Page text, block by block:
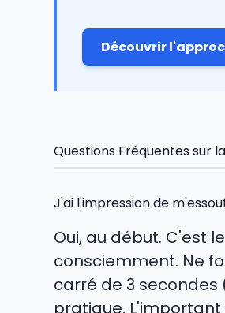
Découvrir
Questions Fréquentes sur
J'ai l'impression de
Oui, au début. C'est
consciemment. Ne
carré de 3 secondes
pratique.